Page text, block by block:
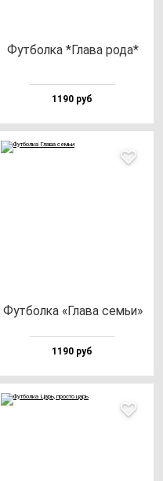
Фут­бол­ка *Гла­ва ро­да*
1190 руб
Фут­бол­ка «Гла­ва семьи»
1190 руб